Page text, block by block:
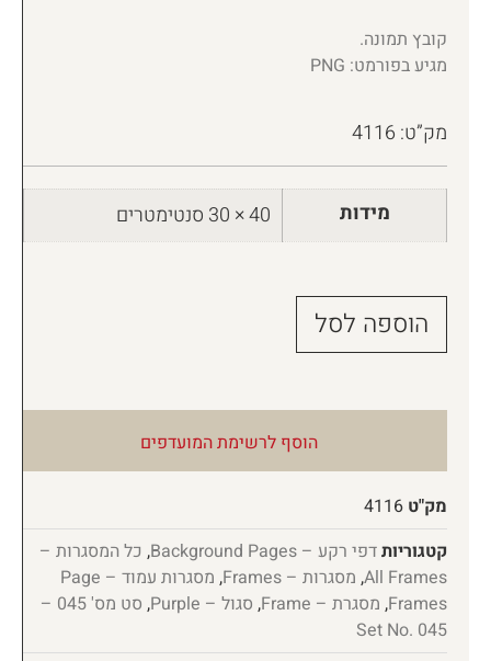
קובץ תמונה.
מגיע בפורמט: PNG
מק”ט: 4116
מידות 40 × 30 סנטימטרים
הוספה לסל
הוסף לרשימת המועדפים
מק"ט 4116
קטגוריותדפי רקע – Background Pages , כל המסגרות –
All Frames
, מסגרות – Frames ,
מסגרות עמוד – Page
Frames
, מסגרת – Frame , סגול – Purple ,
סט מס' 045 –
Set No. 045